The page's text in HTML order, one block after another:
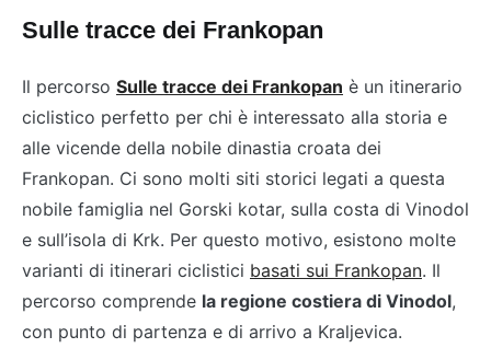
Sulle tracce dei Frankopan
Il percorso Sulle tracce dei Frankopan è un itinerario
ciclistico perfetto per chi è interessato alla storia e
alle vicende della nobile dinastia croata dei
Frankopan. Ci sono molti siti storici legati a questa
nobile famiglia nel Gorski kotar, sulla costa di Vinodol
e sull’isola di Krk. Per questo motivo, esistono molte
varianti di itinerari ciclistici basati sui Frankopan. Il
percorso comprende la regione costiera di Vinodol,
con punto di partenza e di arrivo a Kraljevica.